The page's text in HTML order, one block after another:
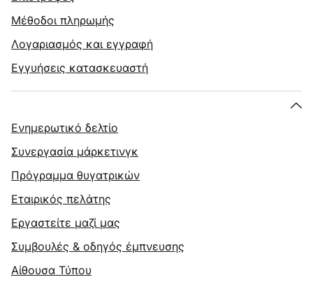
Μέθοδοι πληρωμής
Λογαριασμός και εγγραφή
Εγγυήσεις κατασκευαστή
Ενημερωτικό δελτίο
Συνεργασία μάρκετινγκ
Πρόγραμμα θυγατρικών
Εταιρικός πελάτης
Εργαστείτε μαζί μας
Συμβουλές & οδηγός έμπνευσης
Αίθουσα Τύπου